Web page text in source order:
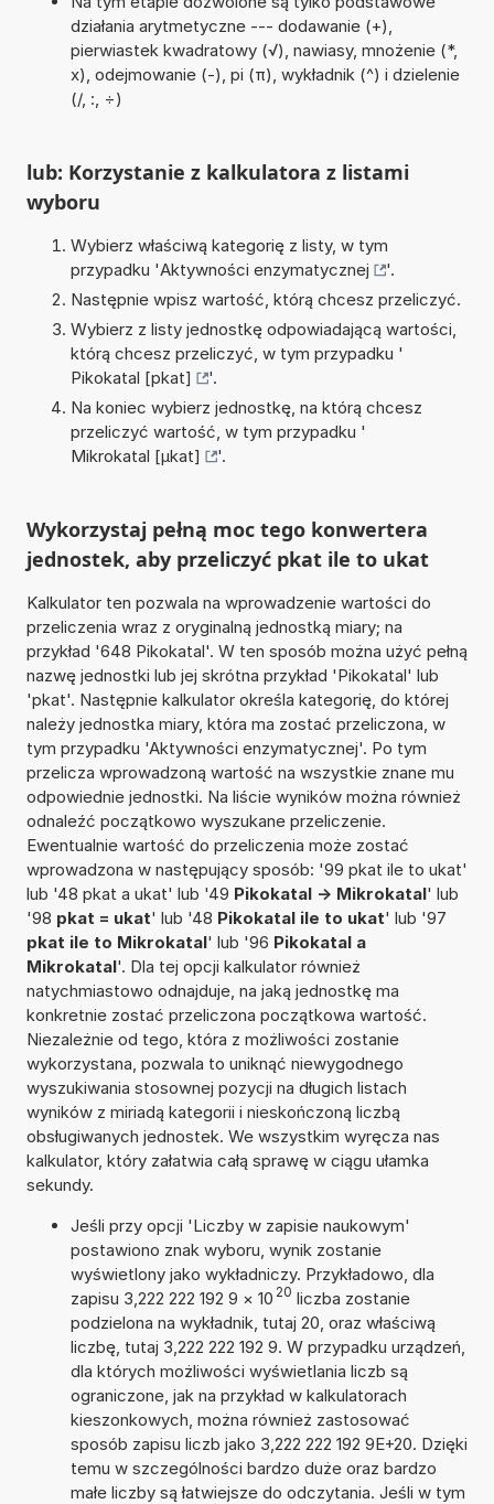
działania arytmetyczne --- dodawanie (+),
pierwiastek kwadratowy (√), nawiasy, mnożenie (*,
x), odejmowanie (-), pi (π), wykładnik (^) i dzielenie
(/, :, ÷)
lub: Korzystanie z kalkulatora z listami
wyboru
Wybierz właściwą kategorię z listy, w tym
przypadku 'Aktywności enzymatycznej
'.
Następnie wpisz wartość, którą chcesz przeliczyć.
Wybierz z listy jednostkę odpowiadającą wartości,
którą chcesz przeliczyć, w tym przypadku '
Pikokatal [pkat]
'.
Na koniec wybierz jednostkę, na którą chcesz
przeliczyć wartość, w tym przypadku '
Mikrokatal [µkat]
'.
Wykorzystaj pełną moc tego konwertera
jednostek, aby przeliczyć pkat ile to ukat
Kalkulator ten pozwala na wprowadzenie wartości do
przeliczenia wraz z oryginalną jednostką miary; na
przykład '648 Pikokatal'. W ten sposób można użyć pełną
nazwę jednostki lub jej skrótna przykład 'Pikokatal' lub
'pkat'. Następnie kalkulator określa kategorię, do której
należy jednostka miary, która ma zostać przeliczona, w
tym przypadku 'Aktywności enzymatycznej'. Po tym
przelicza wprowadzoną wartość na wszystkie znane mu
odpowiednie jednostki. Na liście wyników można również
odnaleźć początkowo wyszukane przeliczenie.
Ewentualnie wartość do przeliczenia może zostać
wprowadzona w następujący sposób: '99 pkat ile to ukat'
lub '48 pkat a ukat' lub '49 Pikokatal -> Mikrokatal' lub
'98 pkat = ukat' lub '48 Pikokatal ile to ukat' lub '97
pkat ile to Mikrokatal' lub '96 Pikokatal a
Mikrokatal'. Dla tej opcji kalkulator również
natychmiastowo odnajduje, na jaką jednostkę ma
konkretnie zostać przeliczona początkowa wartość.
Niezależnie od tego, która z możliwości zostanie
wykorzystana, pozwala to uniknąć niewygodnego
wyszukiwania stosownej pozycji na długich listach
wyników z miriadą kategorii i nieskończoną liczbą
obsługiwanych jednostek. We wszystkim wyręcza nas
kalkulator, który załatwia całą sprawę w ciągu ułamka
sekundy.
Jeśli przy opcji 'Liczby w zapisie naukowym'
postawiono znak wyboru, wynik zostanie
wyświetlony jako wykładniczy. Przykładowo, dla
zapisu 3,222 222 192 9 × 10 20 liczba zostanie
podzielona na wykładnik, tutaj 20, oraz właściwą
liczbę, tutaj 3,222 222 192 9. W przypadku urządzeń,
dla których możliwości wyświetlania liczb są
ograniczone, jak na przykład w kalkulatorach
kieszonkowych, można również zastosować
sposób zapisu liczb jako 3,222 222 192 9E+20. Dzięki
temu w szczególności bardzo duże oraz bardzo
małe liczby są łatwiejsze do odczytania. Jeśli w tym